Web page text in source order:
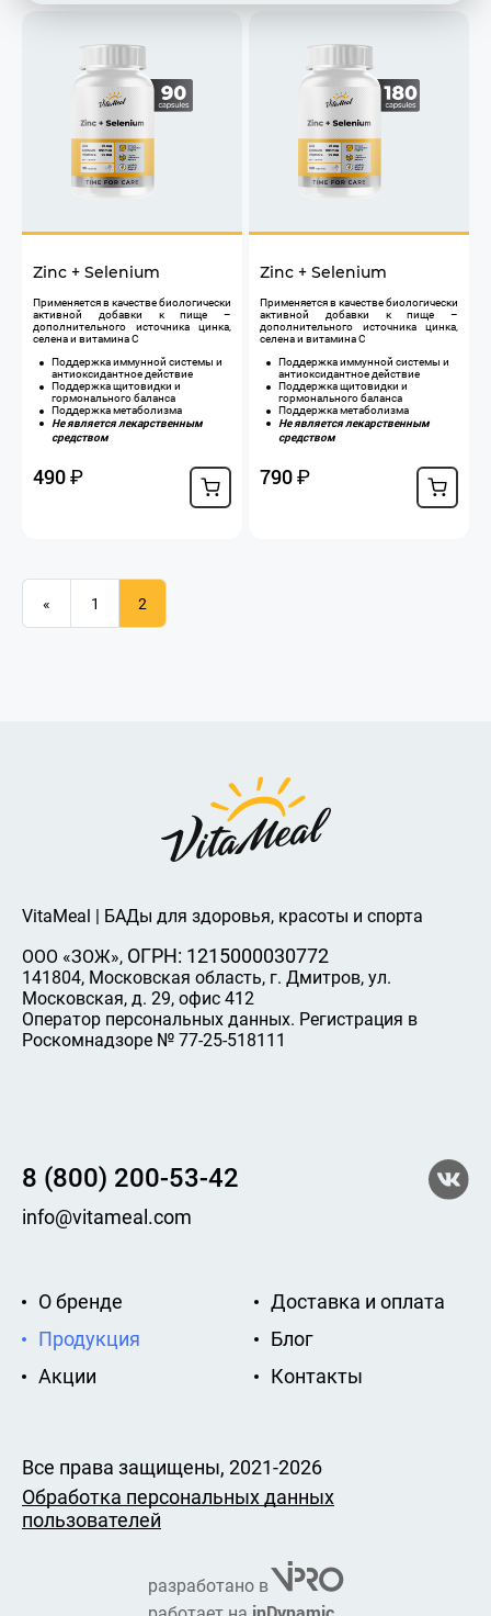
Zinc + Selenium
Применяется в качестве биологически
активной добавки к пище –
дополнительного источника цинка,
селена и витамина С
Поддержка иммунной системы и
антиоксидантное действие
Поддержка щитовидки и
гормонального баланса
Поддержка метаболизма
Не является лекарственным
средством
490₽
Zinc + Selenium
Применяется в качестве биологически
активной добавки к пище –
дополнительного источника цинка,
селена и витамина С
Поддержка иммунной системы и
антиоксидантное действие
Поддержка щитовидки и
гормонального баланса
Поддержка метаболизма
Не является лекарственным
средством
790₽
« 1 2
VitaMeal | БАДы для здоровья, красоты и спорта
ООО «ЗОЖ», ОГРН: 1215000030772
141804, Московская область, г. Дмитров, ул.
Московская, д. 29, офис 412
Оператор персональных данных. Регистрация в
Роскомнадзоре № 77-25-518111
8 (800) 200-53-42
info@vitameal.com
О бренде
Продукция
Акции
Доставка и оплата
Блог
Контакты
Все права защищены, 2021-2026
Обработка персональных данных
пользователей
разработано в